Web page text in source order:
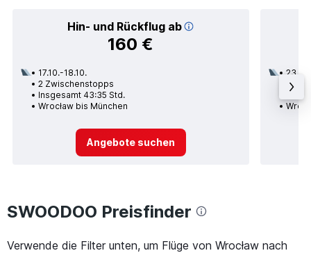
Hin- und Rückflug ab
160 €
17.10.-18.10.
2 Zwischenstopps
Insgesamt 43:35 Std.
Wrocław bis München
Angebote suchen
23.09.
1
SWOODOO Preisfinder
Verwende die Filter unten, um Flüge von Wrocław nach